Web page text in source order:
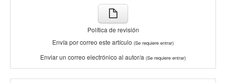
Política de revisión
Envía por correo este artículo (Se requiere entrar)
Enviar un correo electrónico al autor/a (Se requiere entrar)